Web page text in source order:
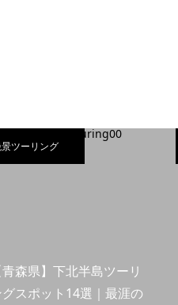
ツーリング
青森県】下北半島ツーリ
グスポット14選｜最涯の